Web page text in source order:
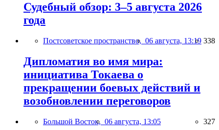
Судебный обзор: 3–5 августа 2026
года
Постсоветское пространство, 06 августа, 13:19 338
Дипломатия во имя мира:
инициатива Токаева о
прекращении боевых действий и
возобновлении переговоров
Большой Восток, 06 августа, 13:05 327